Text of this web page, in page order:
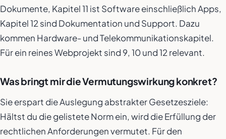
Dokumente, Kapitel 11 ist Software einschließlich Apps,
Kapitel 12 sind Dokumentation und Support. Dazu
kommen Hardware- und Telekommunikationskapitel.
Für ein reines Webprojekt sind 9, 10 und 12 relevant.
Was bringt mir die Vermutungswirkung konkret?
Sie erspart die Auslegung abstrakter Gesetzesziele:
Hältst du die gelistete Norm ein, wird die Erfüllung der
rechtlichen Anforderungen vermutet. Für den